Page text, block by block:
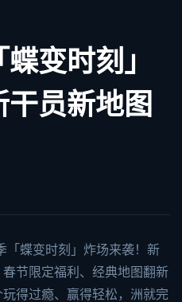
变时刻」
员新地图
「蝶变时刻」炸场来袭！新
节限定福利、经典地图翻新
得过瘾、赢得轻松，洲就完